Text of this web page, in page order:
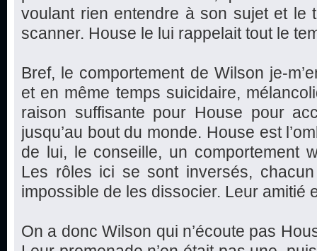
voulant rien entendre à son sujet et le
scanner. House le lui rappelait tout le
Bref, le comportement de Wilson je-
et en même temps suicidaire,
raison suffisante pour House pour
jusqu’au bout du monde. House est
de lui, le conseille, un comportement
Les rôles ici se sont inversés,
impossible de les dissocier. Leur amitié
On a donc Wilson qui n’écoute pas